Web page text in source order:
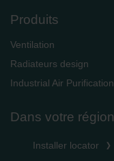
Produits
Ventilation
Radiateurs design
Industrial Air Purification
Dans votre région
Installer locator